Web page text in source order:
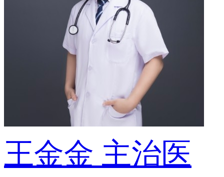
王金金 主治医